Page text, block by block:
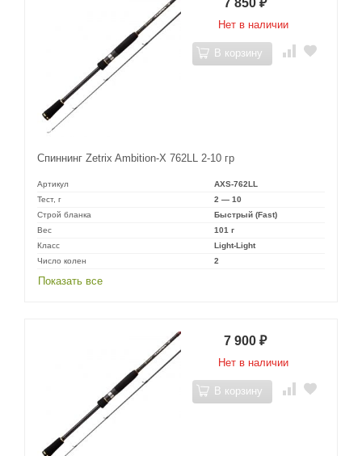
Спиннинг Zetrix Ambition-X 762LL 2-10 гр
Артикул
AXS-762LL
Тест, г
2 — 10
Строй бланка
Быстрый (Fast)
Вес
101 г
Класс
Light-Light
Число колен
2
Показать все
7 850 ₽
Нет в наличии
В корзину
7 900 ₽
Нет в наличии
В корзину